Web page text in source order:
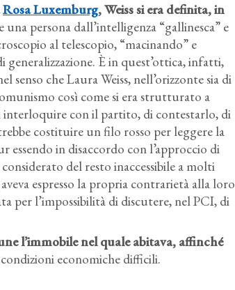
Rosa Luxemburg, Weiss si era definita, in
persona dall’intelligenza “gallinesca” e
al telescopio, “macinando” e
È in quest’ottica, infatti,
che Laura Weiss, nell’orizzonte sia di
così come si era strutturato a
interloquire con il partito, di contestarlo, di
costituire un filo rosso per leggere la
in disaccordo con l’approccio di
del resto inaccessibile a molti
espresso la propria contrarietà alla loro
per l’impossibilità di discutere, nel PCI, di
l’immobile nel quale abitava, affinché
economiche difficili.